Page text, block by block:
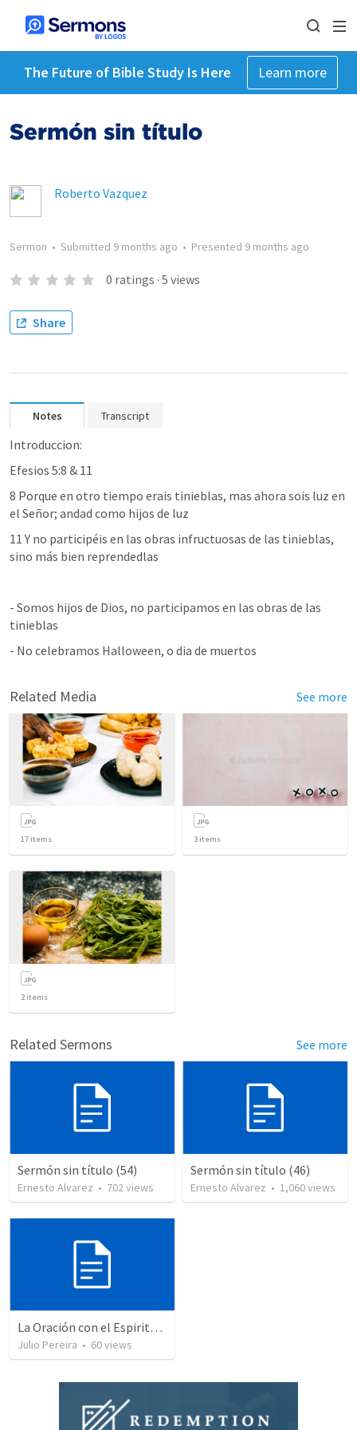
The Future of Bible Study Is Here Learn more
Sermón sin título
Roberto Vazquez
Sermon • Submitted 9 months ago • Presented 9 months ago
0 ratings · 5 views
Share
Notes Transcript
Introduccion:
Efesios 5:8 & 11
8 Porque en otro tiempo erais tinieblas, mas ahora sois luz en
el Señor; andad como hijos de luz
11 Y no participéis en las obras infructuosas de las tinieblas,
sino más bien reprendedlas
- Somos hijos de Dios, no participamos en las obras de las
tinieblas
- No celebramos Halloween, o dia de muertos
Related Media See more
17 items 3 items
2items
Related Sermons See more
Sermón sin título (54)
Ernesto Alvarez • 702views
Sermón sin título (46)
Ernesto Alvarez • 1,060views
La Oración con el Espiritu Santo y el Entendimiento
Julio Pereira • 60views